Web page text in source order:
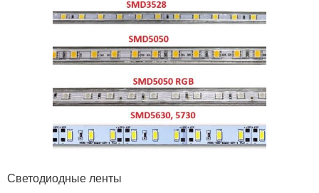
Светодиодные ленты